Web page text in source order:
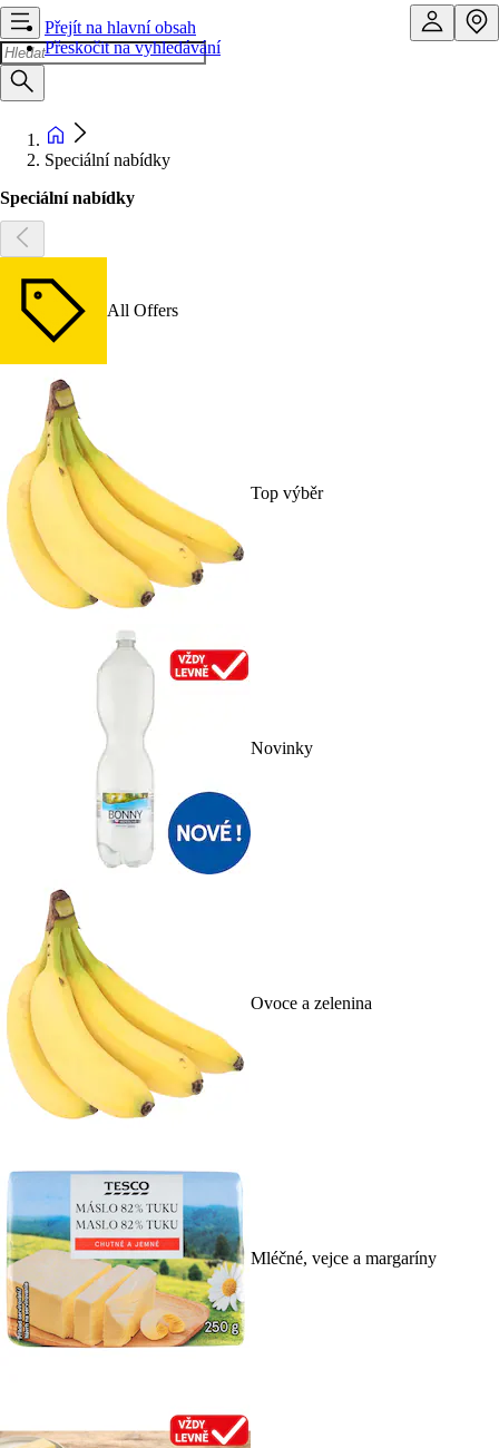
Přejít na hlavní obsah
Přeskočit na vyhledávání
Speciální nabídky
Speciální nabídky
All Offers
Top výběr
Novinky
Ovoce a zelenina
Mléčné, vejce a margaríny